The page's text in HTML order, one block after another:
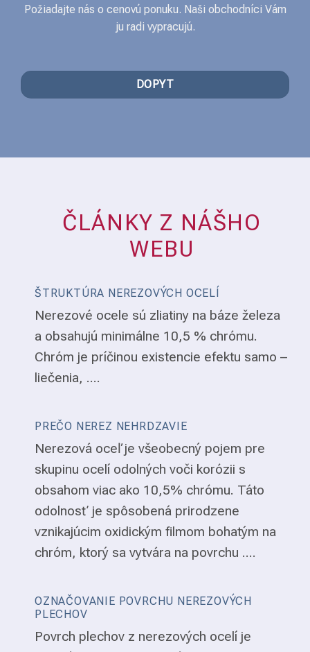
Požiadajte nás o cenovú ponuku. Naši obchodníci Vám
ju radi vypracujú.
DOPYT
ČLÁNKY Z NÁŠHO
WEBU
ŠTRUKTÚRA NEREZOVÝCH OCELÍ
Nerezové ocele sú zliatiny na báze železa
a obsahujú minimálne 10,5 % chrómu.
Chróm je príčinou existencie efektu samo –
liečenia, ....
PREČO NEREZ NEHRDZAVIE
Nerezová oceľ je všeobecný pojem pre
skupinu ocelí odolných voči korózii s
obsahom viac ako 10,5% chrómu. Táto
odolnosť je spôsobená prirodzene
vznikajúcim oxidickým filmom bohatým na
chróm, ktorý sa vytvára na povrchu ....
OZNAČOVANIE POVRCHU NEREZOVÝCH
PLECHOV
Povrch plechov z nerezových ocelí je